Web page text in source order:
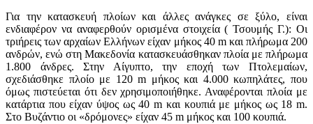
Για την κατασκευή πλοίων και άλλες ανάγκες σε ξύλο, είναι
ενδιαφέρον να αναφερθούν ορισμένα στοιχεία ( Τσουμής Γ.): Οι
τριήρεις των αρχαίων Ελλήνων είχαν μήκος 40 m και πλήρωμα 200
ανδρών, ενώ στη Μακεδονία κατασκευάσθηκαν πλοία με πλήρωμα
1.800 άνδρες. Στην Αίγυπτο, την εποχή των Πτολεμαίων,
σχεδιάσθηκε πλοίο με 120 m μήκος και 4.000 κωπηλάτες, που
όμως πιστεύεται ότι δεν χρησιμοποιήθηκε. Αναφέρονται πλοία με
κατάρτια που είχαν ύψος ως 40 m και κουπιά με μήκος ως 18 m.
Στο Βυζάντιο οι «δρόμονες» είχαν 45 m μήκος και 100 κουπιά.